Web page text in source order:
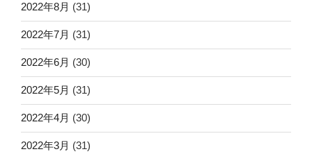
2022年8月 (31)
2022年7月 (31)
2022年6月 (30)
2022年5月 (31)
2022年4月 (30)
2022年3月 (31)